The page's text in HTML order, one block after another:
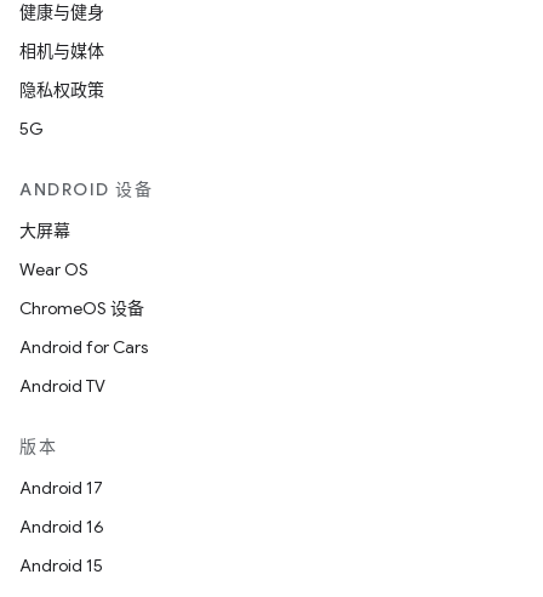
健康与健身
相机与媒体
隐私权政策
5G
ANDROID 设备
大屏幕
Wear OS
ChromeOS 设备
Android for Cars
Android TV
版本
Android 17
Android 16
Android 15